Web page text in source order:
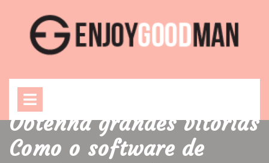
content
Obtenha grandes vitórias
Como o software de